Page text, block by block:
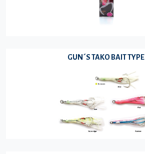
GUN´S TAKO BAIT TYPE